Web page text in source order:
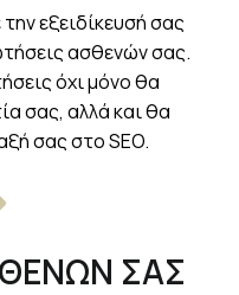
εξειδίκευσή σας
ασθενών σας.
όχι μόνο θα
σας, αλλά και θα
σας στο SEO.
ΣΑΣ